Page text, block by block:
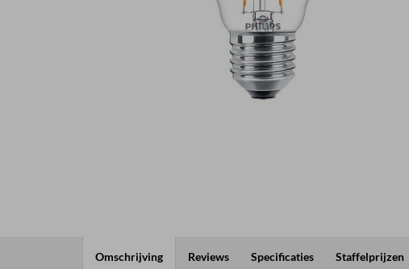
Omschrijving Reviews Specificaties Staffelprijzen